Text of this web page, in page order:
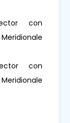
con
con